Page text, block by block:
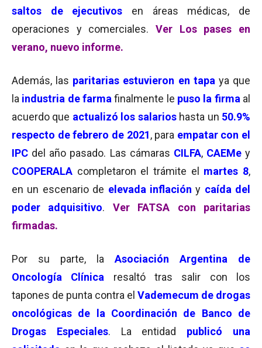
saltos de ejecutivos en áreas médicas, de
operaciones y comerciales. Ver Los pases en
verano, nuevo informe.
Además, las paritarias estuvieron en tapa ya que
la industria de farma finalmente le puso la firma al
acuerdo que actualizó los salarios hasta un 50.9%
respecto de febrero de 2021, para empatar con el
IPC del año pasado. Las cámaras CILFA, CAEMey
COOPERALA completaron el trámite el martes 8,
en un escenario de elevada inflación y caída del
poder adquisitivo. Ver FATSA con paritarias
firmadas.
Por su parte, la
Asociación Argentina de
Oncología Clínica resaltó tras salir con los
tapones de punta contra el Vademecum de drogas
oncológicas de la Coordinación de Banco de
Drogas Especiales. La entidad publicó una